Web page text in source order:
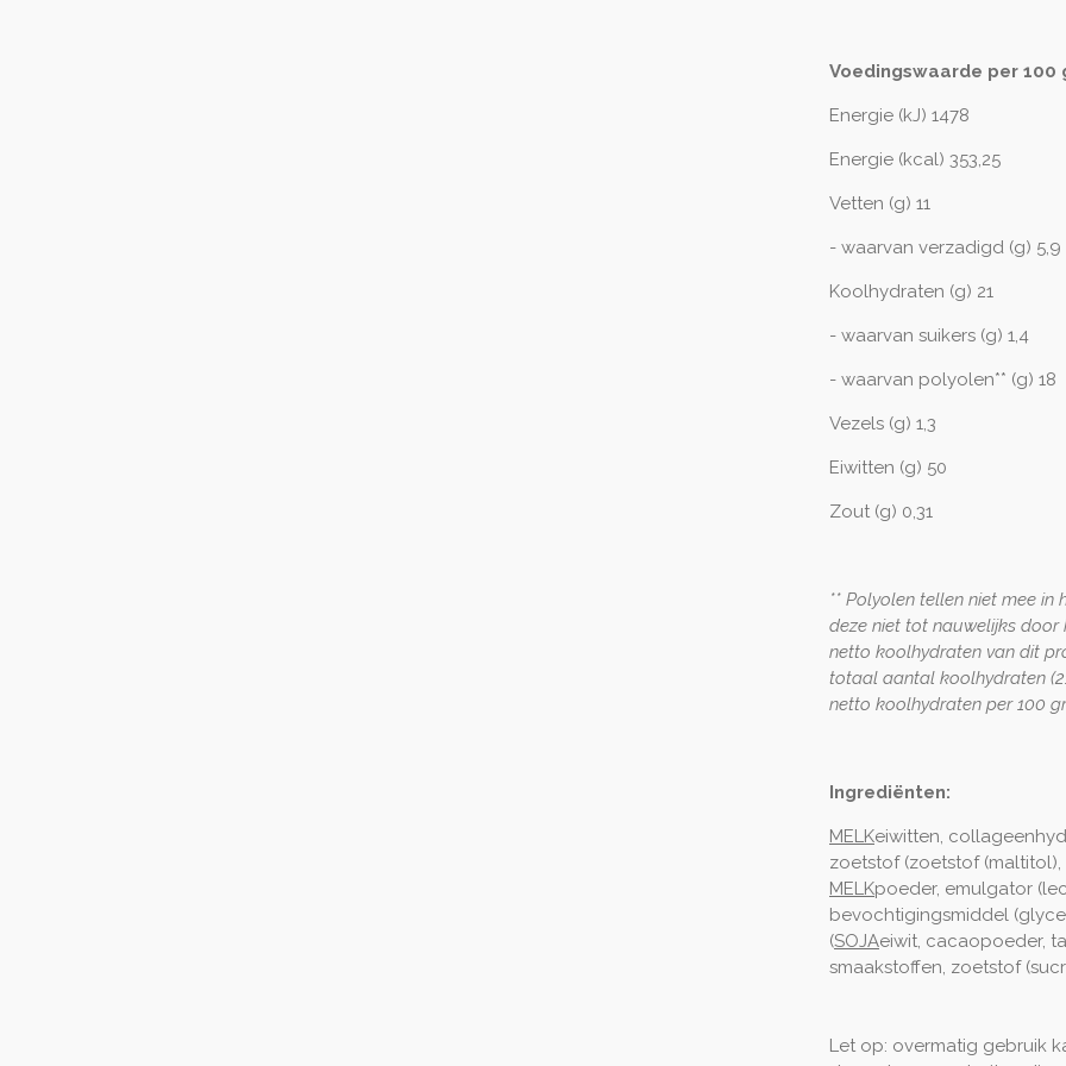
Voedingswaarde per 100
Energie (kJ) 1478
Energie (kcal) 353,25
Vetten (g) 11
- waarvan verzadigd (g) 5,9
Koolhydraten (g) 21
- waarvan suikers (g) 1,4
- waarvan polyolen** (g) 18
Vezels (g) 1,3
Eiwitten (g) 50
Zout (g) 0,31
** Polyolen tellen niet mee
deze niet tot nauwelijks
netto koolhydraten van dit
totaal aantal koolhydraten
netto koolhydraten per 100
Ingrediënten:
MELKeiwitten,
zoetstof (zoetstof
MELKpoeder, emulgator
bevochtigingsmiddel
(SOJAeiwit, cacaopoeder,
smaakstoffen, zoetstof
Let op: overmatig gebruik